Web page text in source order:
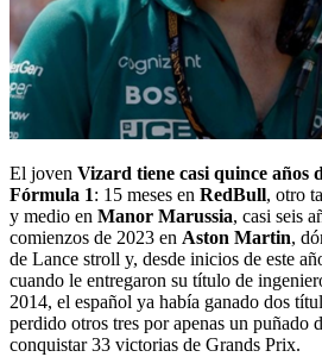
El joven Vizard tiene casi quince años
Fórmula 1: 15 meses en RedBull, otro
y medio en Manor Marussia, casi seis
comienzos de 2023 en Aston Martin,
de Lance stroll y, desde inicios de este
cuando le entregaron su título de
2014, el español ya había ganado dos
perdido otros tres por apenas un puñado
conquistar 33 victorias de Grands Prix.